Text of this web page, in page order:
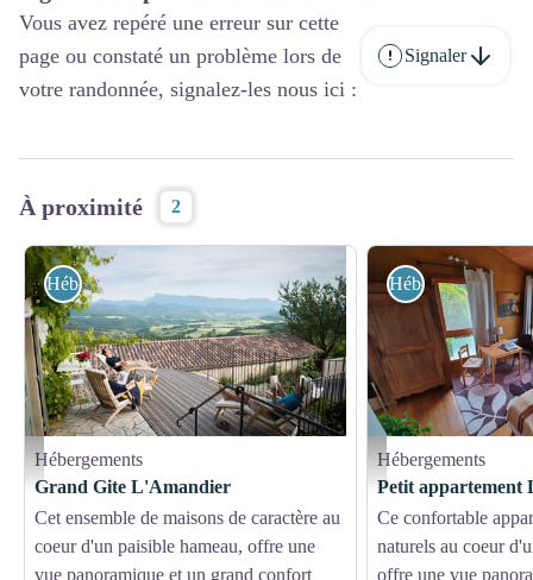
Vous avez repéré une erreur sur cette
page ou constaté un problème lors de
votre randonnée, signalez-les nous ici :
Signaler
À proximité 2
Gite l'Amandier - terrasse - Gite l'Amandier
Hébergements
Hébergements
Grand Gite L'Amandier
Cet ensemble de maisons de caractère au
coeur d'un paisible hameau, offre une
vue panoramique et un grand confort
pièce à vivre - gite
Hébergements
Hébergements
Petit appartement
Ce confortable
naturels au coeur
offre une vue